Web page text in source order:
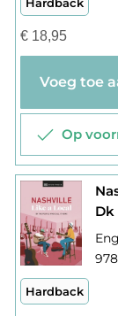
Hardback
€18,95
Op
Dk
Hardback